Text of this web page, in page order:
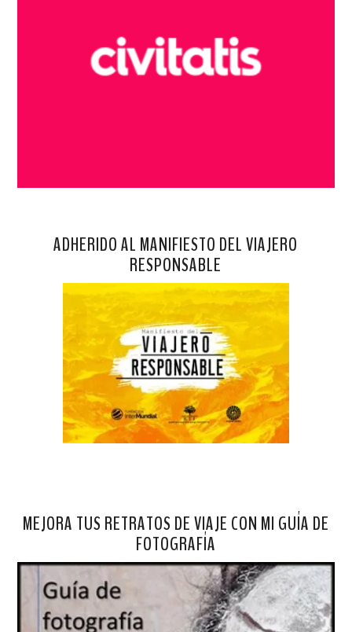
ADHERIDO AL MANIFIESTO DEL VIAJERO
RESPONSABLE
MEJORA TUS RETRATOS DE VIAJE CON MI GUÍA DE
FOTOGRAFÍA